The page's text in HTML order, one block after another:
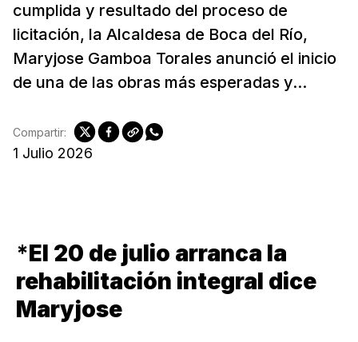
cumplida y resultado del proceso de
licitación, la Alcaldesa de Boca del Río,
Maryjose Gamboa Torales anunció el inicio
de una de las obras más esperadas y...
1 Julio 2026
Compartir:
*El 20 de julio arranca la
rehabilitación integral dice
Maryjose